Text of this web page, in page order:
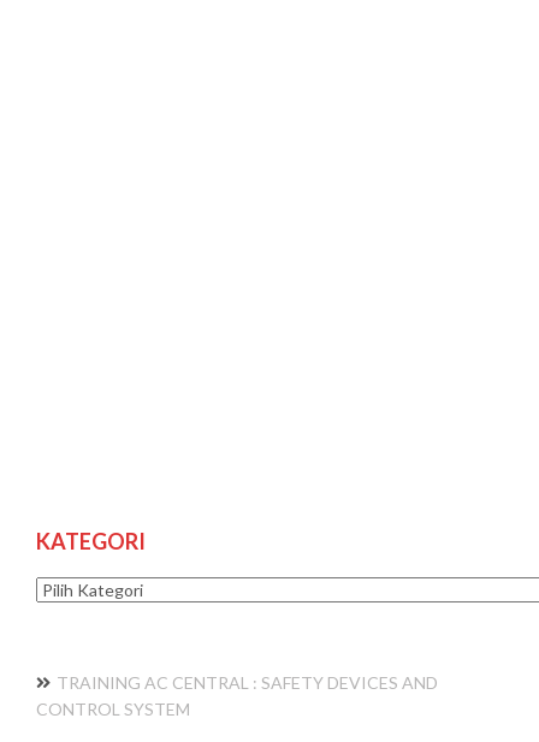
KATEGORI
Kategori
TRAINING AC CENTRAL : SAFETY DEVICES AND
CONTROL SYSTEM